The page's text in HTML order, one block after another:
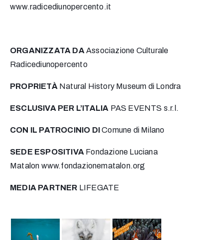
www.radicediunopercento.it
ORGANIZZATA DA Associazione Culturale
Radicediunopercento
PROPRIETÀ Natural History Museum di Londra
ESCLUSIVA PER L’ITALIA PAS EVENTS s.r.l.
CON IL PATROCINIO DIComune di Milano
SEDE ESPOSITIVA Fondazione Luciana
Matalon www.fondazionematalon.org
MEDIA PARTNER LIFEGATE